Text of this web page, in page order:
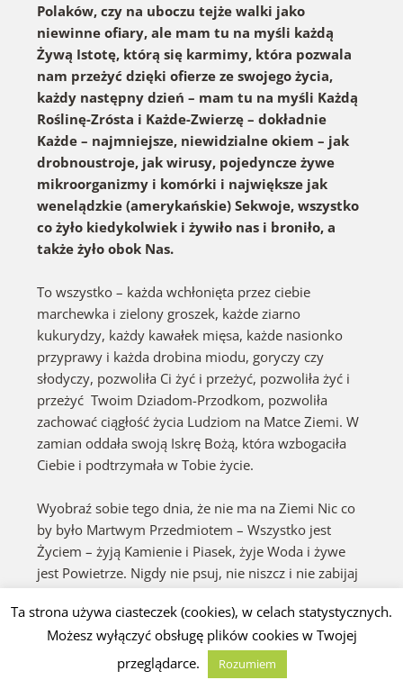
Polaków, czy na uboczu tejże walki jako
niewinne ofiary, ale mam tu na myśli każdą
Żywą Istotę, którą się karmimy, która pozwala
nam przeżyć dzięki ofierze ze swojego życia,
każdy następny dzień – mam tu na myśli Każdą
Roślinę-Zrósta i Każde-Zwierzę – dokładnie
Każde – najmniejsze, niewidzialne okiem – jak
drobnoustroje, jak wirusy, pojedyncze żywe
mikroorganizmy i komórki i największe jak
wenelądzkie (amerykańskie) Sekwoje, wszystko
co żyło kiedykolwiek i żywiło nas i broniło, a
także żyło obok Nas.
To wszystko – każda wchłonięta przez ciebie
marchewka i zielony groszek, każde ziarno
kukurydzy, każdy kawałek mięsa, każde nasionko
przyprawy i każda drobina miodu, goryczy czy
słodyczy, pozwoliła Ci żyć i przeżyć, pozwoliła żyć i
przeżyć Twoim Dziadom-Przodkom, pozwoliła
zachować ciągłość życia Ludziom na Matce Ziemi. W
zamian oddała swoją Iskrę Bożą, która wzbogaciła
Ciebie i podtrzymała w Tobie życie.
Wyobraź sobie tego dnia, że nie ma na Ziemi Nic co
by było Martwym Przedmiotem – Wszystko jest
Życiem – żyją Kamienie i Piasek, żyje Woda i żywe
jest Powietrze. Nigdy nie psuj, nie niszcz i nie zabijaj
wszemu żywemu co posłużyło ci do zbudowania
Ciebie i Twego Domu na Matce Ziemi – za Dar, za
Ofiarę jaką złożyło ze swojego Osobowego Bytu i
Oto prawdziwy Szacunek dla Zmarłych.
Ta strona używa ciasteczek (cookies), w celach statystycznych.
Możesz wyłączyć obsługę plików cookies w Twojej
przeglądarce.
Rozumiem